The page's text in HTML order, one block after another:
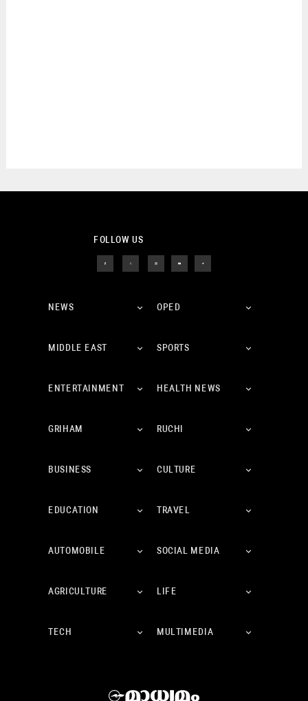
FOLLOW US
NEWS OPED
MIDDLE EAST SPORTS
ENTERTAINMENT HEALTH NEWS
GRIHAM RUCHI
BUSINESS CULTURE
EDUCATION TRAVEL
AUTOMOBILE SOCIAL MEDIA
AGRICULTURE LIFE
TECH MULTIMEDIA